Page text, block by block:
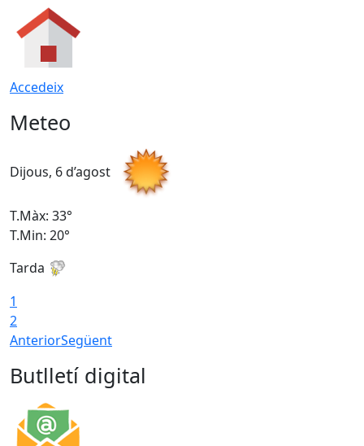
Accedeix
Meteo
Dijous, 6 d’agost
T.Màx: 33°
T.Min: 20°
Tarda
1
2
AnteriorSegüent
Butlletí digital